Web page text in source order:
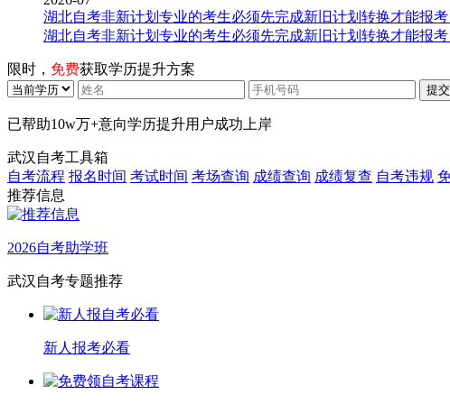
湖北自考非新计划专业的考生必须先完成新旧计划转换才能报考
湖北自考非新计划专业的考生必须先完成新旧计划转换才能报考
限时， 免费获取学历提升方案
已帮助10w万+意向学历提升用户成功上岸
武汉自考工具箱
自考流程 报名时间 考试时间 考场查询 成绩查询 成绩复查 自考违规
推荐信息
2026自考助学班
武汉自考专题推荐
新人报考必看